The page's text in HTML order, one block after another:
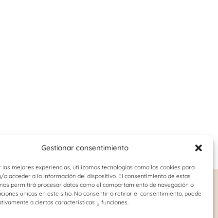
Gestionar consentimiento
las mejores experiencias, utilizamos tecnologías como las cookies para
o acceder a la información del dispositivo. El consentimiento de estas
permitirá procesar datos como el comportamiento de navegación o
únicas en este sitio. No consentir o retirar el consentimiento, puede
a ciertas características y funciones.
juvenil Logopedia